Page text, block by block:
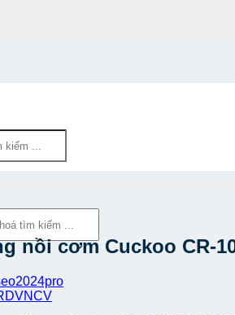
nồi cơm Cuckoo CR-